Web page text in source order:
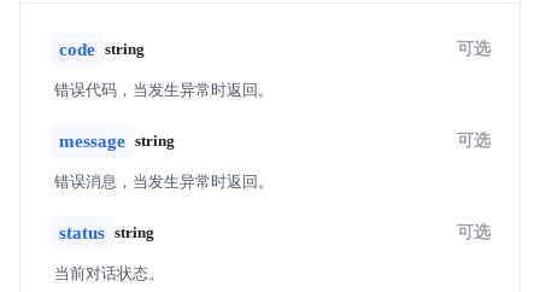
code string
错误代码，当发生异常时返回。
可选
message string
错误消息，当发生异常时返回。
可选
status string
当前对话状态。
可选